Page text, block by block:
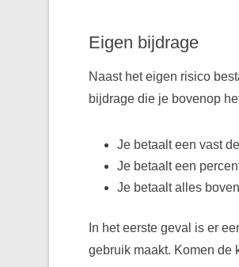
Eigen bijdrage
Naast het eigen risico
bijdrage die je bovenop
Je betaalt een vast
Je betaalt een
Je betaalt alles
In het eerste geval is er
gebruik maakt. Komen de